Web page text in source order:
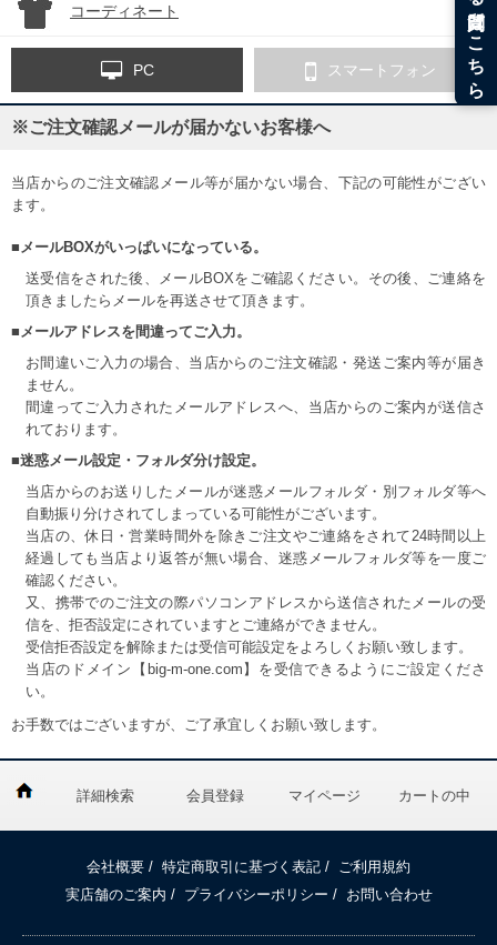
コーディネート
PC スマートフォン
※ご注文確認メールが届かないお客様へ
当店からのご注文確認メール等が届かない場合、下記の可能性がござい
ます。
■メールBOXがいっぱいになっている。
送受信をされた後、メールBOXをご確認ください。その後、ご連絡を
頂きましたらメールを再送させて頂きます。
■メールアドレスを間違ってご入力。
お間違いご入力の場合、当店からのご注文確認・発送ご案内等が届き
ません。
間違ってご入力されたメールアドレスへ、当店からのご案内が送信さ
れております。
■迷惑メール設定・フォルダ分け設定。
当店からのお送りしたメールが迷惑メールフォルダ・別フォルダ等へ
自動振り分けされてしまっている可能性がございます。
当店の、休日・営業時間外を除きご注文やご連絡をされて24時間以上
経過しても当店より返答が無い場合、迷惑メールフォルダ等を一度ご
確認ください。
又、携帯でのご注文の際パソコンアドレスから送信されたメールの受
信を、拒否設定にされていますとご連絡ができません。
受信拒否設定を解除または受信可能設定をよろしくお願い致します。
当店のドメイン【big-m-one.com】を受信できるようにご設定くださ
い。
お手数ではございますが、ご了承宜しくお願い致します。
詳細検索 会員登録 マイページ カートの中
会社概要 / 特定商取引に基づく表記 /
ご利用規約
実店舗のご案内 / プライバシーポリシー / お問い合わせ